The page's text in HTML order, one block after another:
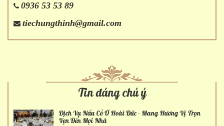
0936 53 53 89
tiechungthinh@gmail.com
Tin đáng chú ý
Dịch Vụ Nấu Cỗ Ở Hoài Đức - Mang Hương Vị Trọn
Vẹn Đến Mọi Nhà